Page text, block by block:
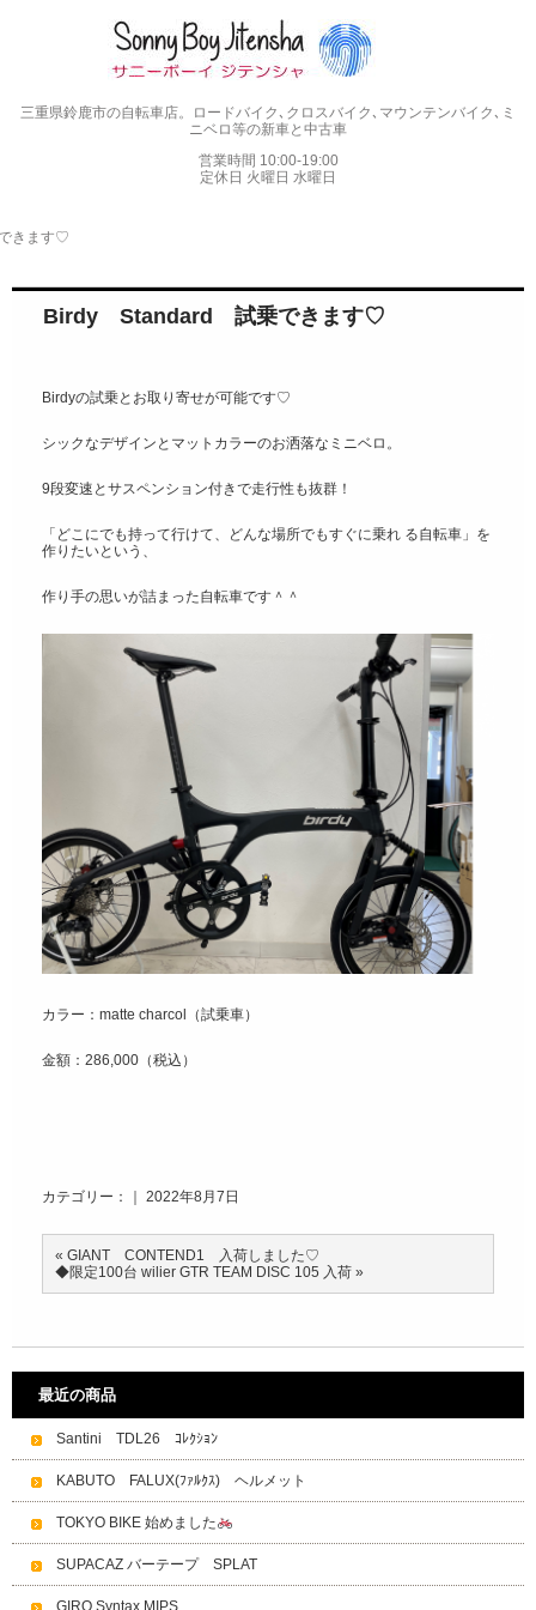
三重県鈴鹿市の自転車店。ロードバイク､クロスバイク､マウンテンバイク､ミ
ニベロ等の新車と中古車
営業時間 10:00-19:00
定休日 火曜日 水曜日
きます♡
Birdy Standard 試乗できます♡
Birdyの試乗とお取り寄せが可能です♡
シックなデザインとマットカラーのお洒落なミニベロ。
9段変速とサスペンション付きで走行性も抜群！
「どこにでも持って行けて、どんな場所でもすぐに乗れ る自転車」を
作りたいという、
作り手の思いが詰まった自転車です＾＾
カラー：matte charcol（試乗車）
金額：286,000（税込）
カテゴリー：｜ 2022年8月7日
« GIANT CONTEND1 入荷しました♡
◆限定100台 wilier GTR TEAM DISC 105 入荷 »
最近の商品
Santini TDL26 ｺﾚｸｼｮﾝ
KABUTO FALUX(ﾌｧﾙｸｽ) ヘルメット
TOKYO BIKE 始めました
SUPACAZ バーテープ SPLAT
GIRO Syntax MIPS